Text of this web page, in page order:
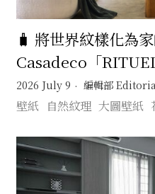
🧳 將世界紋樣化為
Casadeco「
在日常裡展開一場無
2026 July 9 編輯部
壁紙 自然紋理 大圖壁紙